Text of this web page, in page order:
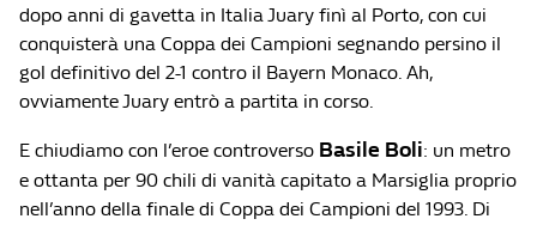
dopo anni di gavetta in Italia Juary finì al Porto, con cui
conquisterà una Coppa dei Campioni segnando persino il
gol definitivo del 2-1 contro il Bayern Monaco. Ah,
ovviamente Juary entrò a partita in corso.
E chiudiamo con l’eroe controverso Basile Boli: un metro
e ottanta per 90 chili di vanità capitato a Marsiglia proprio
nell’anno della finale di Coppa dei Campioni del 1993. Di